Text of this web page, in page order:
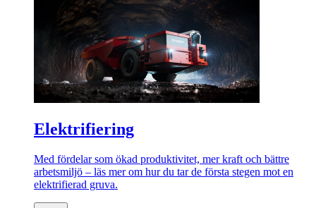
Elektrifiering
Med fördelar som ökad produktivitet, mer kraft och bättre
arbetsmiljö – läs mer om hur du tar de första stegen mot en
elektrifierad gruva.